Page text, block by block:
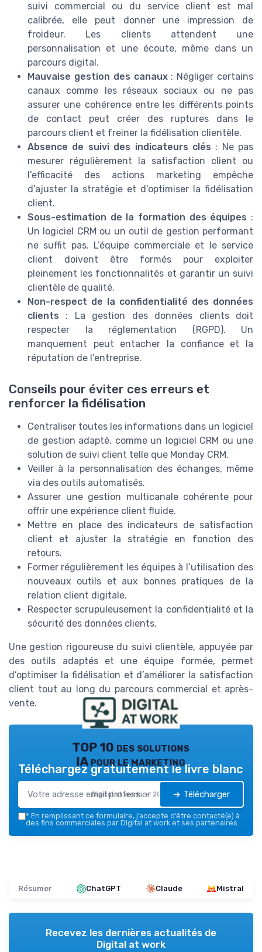
suivi commercial ou du service client est mal
calibrée, elle peut donner une impression de
froideur. Les clients attendent une
personnalisation et une écoute, même dans un
parcours digital.
Mauvaise gestion des canaux: Négliger certains
canaux comme les réseaux sociaux ou ne pas
assurer une cohérence entre les différents points
de contact peut créer des ruptures dans le
parcours client et freiner la fidélisation clientèle.
Absence de suivi des indicateurs clés : Ne pas
mesurer régulièrement la satisfaction client ou
l’efficacité des actions marketing empêche
d’ajuster la stratégie et d’optimiser la fidélisation
client.
Sous-estimation de la formation des équipes :
Un logiciel CRM ou un outil de gestion performant
ne suffit pas. L’équipe commerciale et le service
client doivent être formés pour exploiter
pleinement les fonctionnalités et garantir un suivi
clientèle de qualité.
Non-respect de la confidentialité des données
clients : La gestion des données clients doit
respecter la réglementation (RGPD). Un
manquement peut entacher la confiance et la
réputation de l’entreprise.
Conseils pour éviter ces erreurs et
renforcer la fidélisation
Centraliser toutes les informations dans un logiciel
de gestion adapté, comme un logiciel CRM ou une
solution de suivi client telle que Monday CRM.
Veiller à la personnalisation des échanges, même
via des outils automatisés.
Assurer une gestion multicanale cohérente pour
offrir une expérience client fluide.
Mettre en place des indicateurs de satisfaction
client et ajuster la stratégie en fonction des
retours.
Former régulièrement les équipes à l’utilisation des
nouveaux outils et aux bonnes pratiques de la
relation client digitale.
Respecter scrupuleusement la confidentialité et la
sécurité des données clients.
Une gestion rigoureuse du suivi clientèle, appuyée par
des outils adaptés et une équipe formée, permet
d’optimiser la fidélisation et d’améliorer la satisfaction
client tout au long du parcours commercial et après-
vente.
TOP 10 des solutions
IA pour le marketing
Digital at work — 2026
Téléchargez gratuitement le livre blanc
➔ Télécharger
* En remplissant ce formulaire, j’accepte d’être contacté(e) à
des fins commerciales par Digital at work et ses partenaires.
Résumer ChatGPT Claude Mistral
Recevez les dernières actualités de
Digital at work